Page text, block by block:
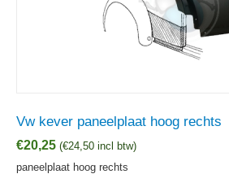
Vw kever paneelplaat hoog rechts
€20,25 (€24,50 incl btw)
paneelplaat hoog rechts